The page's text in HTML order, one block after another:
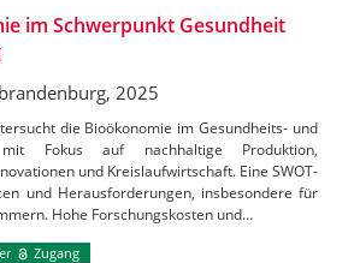
im Schwerpunkt Gesundheit
2025
die Bioökonomie im Gesundheits- und
mit Fokus auf nachhaltige Produktion,
und Kreislaufwirtschaft. Eine SWOT-
und Herausforderungen, insbesondere für
Hohe Forschungskosten und…
Zugang